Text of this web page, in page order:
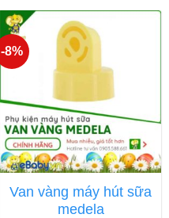
-8%
Van vàng máy hút sữa
medela